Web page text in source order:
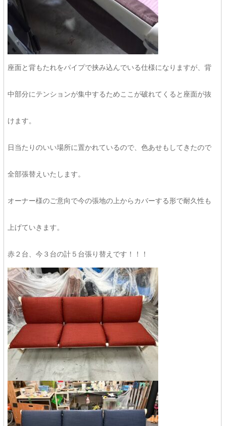
座面と背もたれをパイプで挟み込んでいる仕様になりますが、背
中部分にテンションが集中するためここが破れてくると座面が抜
けます。
日当たりのいい場所に置かれているので、色あせもしてきたので
全部張替えいたします。
オーナー様のご意向で今の張地の上からカバーする形で耐久性も
上げていきます。
赤２台、今３台の計５台張り替えです！！！